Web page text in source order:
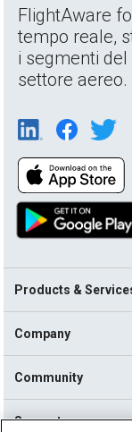
FlightAware
tempo reale,
i segmenti del
settore aereo.
Products &
Company
Community
Support